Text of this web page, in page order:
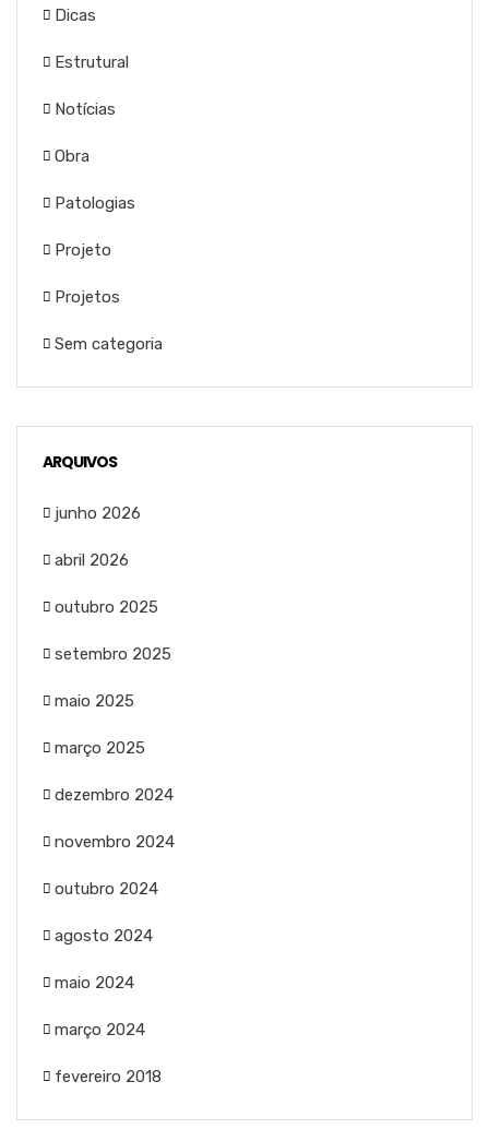
Dicas
Estrutural
Notícias
Obra
Patologias
Projeto
Projetos
Sem categoria
ARQUIVOS
junho 2026
abril 2026
outubro 2025
setembro 2025
maio 2025
março 2025
dezembro 2024
novembro 2024
outubro 2024
agosto 2024
maio 2024
março 2024
fevereiro 2018